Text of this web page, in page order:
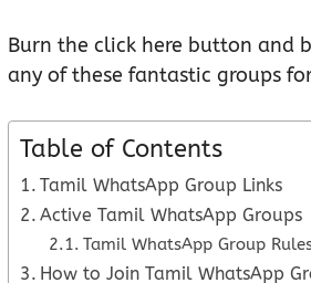
Burn the click here button and
any of these fantastic groups
Table of Contents
Tamil WhatsApp Group Links
Active Tamil WhatsApp Groups
Tamil WhatsApp Group
How to Join Tamil WhatsApp